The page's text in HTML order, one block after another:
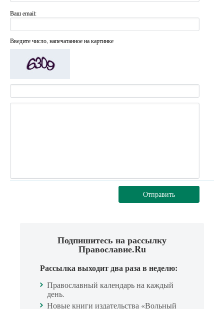
Ваш email:
Введите число, напечатанное на картинке
Отправить
Подпишитесь на рассылку
Православие.Ru
Рассылка выходит два раза в неделю:
Православный календарь на каждый
день.
Новые книги издательства «Вольный